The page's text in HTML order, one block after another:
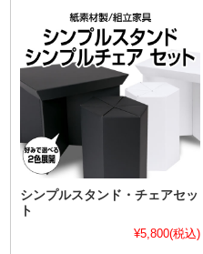
シンプルスタンド・チェアセッ
ト
¥5,800(税込)